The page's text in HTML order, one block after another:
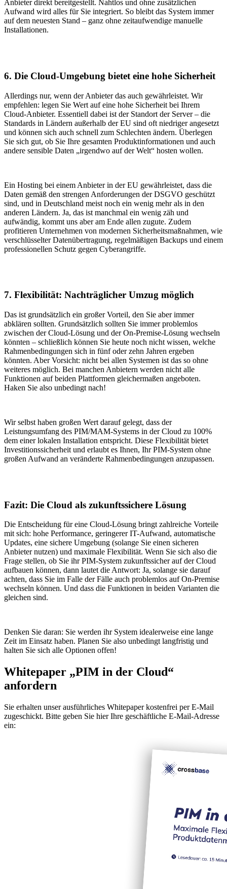
Anbieter direkt bereitgestellt. Nahtlos und ohne zusätzlichen
Aufwand wird alles für Sie integriert. So bleibt das System immer
auf dem neuesten Stand – ganz ohne zeitaufwendige manuelle
Installationen.
6. Die Cloud-Umgebung bietet eine hohe Sicherheit
Allerdings nur, wenn der Anbieter das auch gewährleistet. Wir
empfehlen: legen Sie Wert auf eine hohe Sicherheit bei Ihrem
Cloud-Anbieter. Essentiell dabei ist der Standort der Server – die
Standards in Ländern außerhalb der EU sind oft niedriger angesetzt
und können sich auch schnell zum Schlechten ändern. Überlegen
Sie sich gut, ob Sie Ihre gesamten Produktinformationen und auch
andere sensible Daten „irgendwo auf der Welt“ hosten wollen.
Ein Hosting bei einem Anbieter in der EU gewährleistet, dass die
Daten gemäß den strengen Anforderungen der DSGVO geschützt
sind, und in Deutschland meist noch ein wenig mehr als in den
anderen Ländern. Ja, das ist manchmal ein wenig zäh und
aufwändig, kommt uns aber am Ende allen zugute. Zudem
profitieren Unternehmen von modernen Sicherheitsmaßnahmen, wie
verschlüsselter Datenübertragung, regelmäßigen Backups und einem
professionellen Schutz gegen Cyberangriffe.
7. Flexibilität: Nachträglicher Umzug möglich
Das ist grundsätzlich ein großer Vorteil, den Sie aber immer
abklären sollten. Grundsätzlich sollten Sie immer problemlos
zwischen der Cloud-Lösung und der On-Premise-Lösung wechseln
könnten – schließlich können Sie heute noch nicht wissen, welche
Rahmenbedingungen sich in fünf oder zehn Jahren ergeben
könnten. Aber Vorsicht: nicht bei allen Systemen ist das so ohne
weiteres möglich. Bei manchen Anbietern werden nicht alle
Funktionen auf beiden Plattformen gleichermaßen angeboten.
Haken Sie also unbedingt nach!
Wir selbst haben großen Wert darauf gelegt, dass der
Leistungsumfang des PIM/MAM-Systems in der Cloud zu 100%
dem einer lokalen Installation entspricht. Diese Flexibilität bietet
Investitionssicherheit und erlaubt es Ihnen, Ihr PIM-System ohne
großen Aufwand an veränderte Rahmenbedingungen anzupassen.
Fazit: Die Cloud als zukunftssichere Lösung
Die Entscheidung für eine Cloud-Lösung bringt zahlreiche Vorteile
mit sich: hohe Performance, geringerer IT-Aufwand, automatische
Updates, eine sichere Umgebung (solange Sie einen sicheren
Anbieter nutzen) und maximale Flexibilität. Wenn Sie sich also die
Frage stellen, ob Sie ihr PIM-System zukunftssicher auf der Cloud
aufbauen können, dann lautet die Antwort: Ja, solange sie darauf
achten, dass Sie im Falle der Fälle auch problemlos auf On-Premise
wechseln können. Und dass die Funktionen in beiden Varianten die
gleichen sind.
Denken Sie daran: Sie werden ihr System idealerweise eine lange
Zeit im Einsatz haben. Planen Sie also unbedingt langfristig und
halten Sie sich alle Optionen offen!
Whitepaper „PIM in der Cloud“
anfordern
Sie erhalten unser ausführliches Whitepaper kostenfrei per E-Mail
zugeschickt. Bitte geben Sie hier Ihre geschäftliche E-Mail-Adresse
ein: